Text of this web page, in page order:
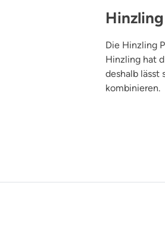
Die Hinzling
Hinzling hat
deshalb lässt
kombinieren.